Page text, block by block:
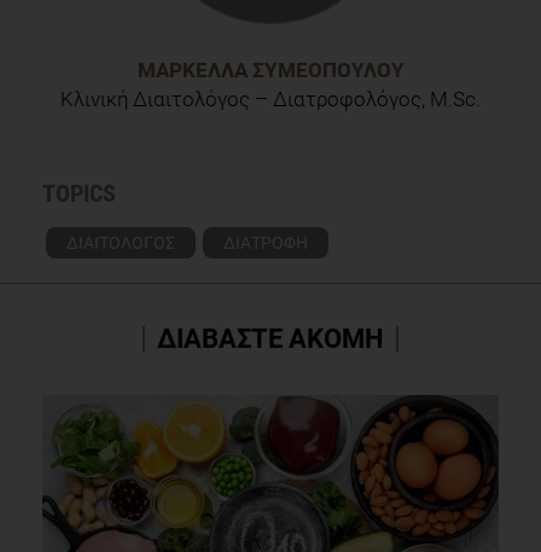
ΜΑΡΚΈΛΛΑ ΣΥΜΕΟΠΟΎΛΟΥ
Κλινική Διαιτολόγος – Διατροφολόγος, M.Sc.
TOPICS
ΔΙΑΙΤΟΛΟΓΟΣ ΔΙΑΤΡΟΦΗ
ΔΙΑΒΑΣΤΕ ΑΚΟΜΗ